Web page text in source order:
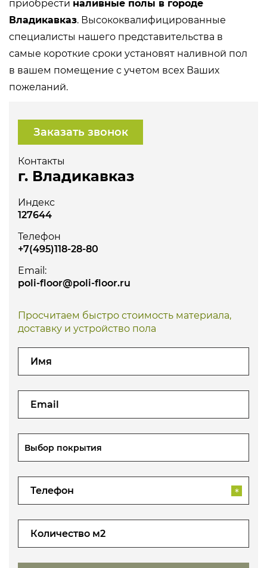
приобрести наливные полы в городе
Владикавказ. Высококвалифицированные
специалисты нашего представительства в
самые короткие сроки установят наливной пол
в вашем помещение с учетом всех Ваших
пожеланий.
Контакты
г. Владикавказ
Заказать звонок
Индекс
127644
Телефон
+7(495)118-28-80
Email:
poli-floor@poli-floor.ru
Просчитаем быстро стоимость материала,
доставку и устройство пола
Выбор покрытия
*